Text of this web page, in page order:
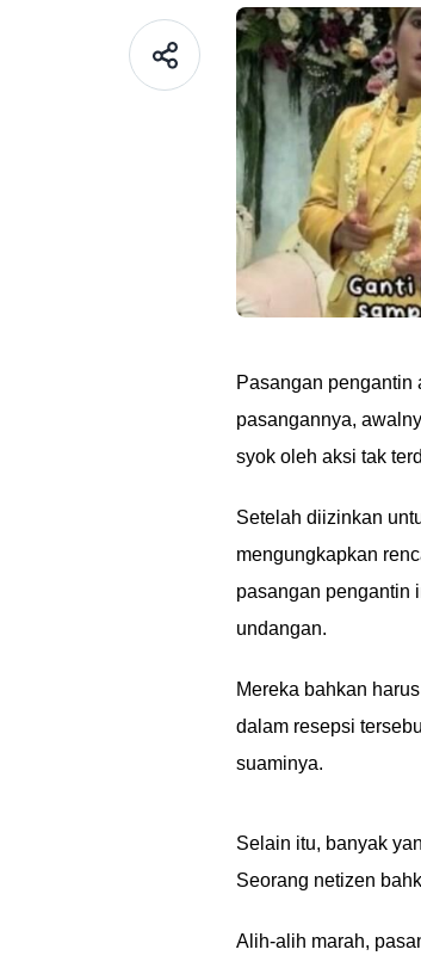
Pasangan pengantin
pasangannya,
syok oleh aksi tak
Setelah diizinkan
mengungkapkan
pasangan pengantin
undangan.
Mereka bahkan
dalam resepsi
suaminya.
Selain itu, banyak
Seorang netizen
Alih-alih marah,